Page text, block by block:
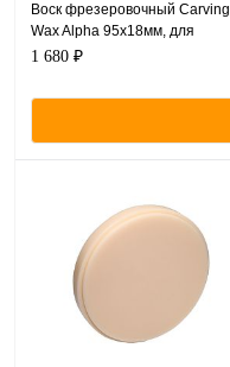
Воск фрезеровочный Carving
Wax Alpha 95х18мм, для
Zirkonzahn CAM/CAM
1 680 ₽